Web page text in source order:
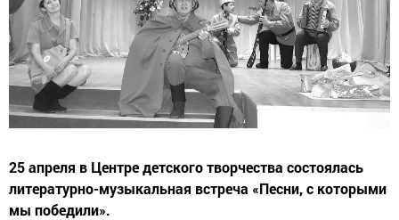
25 апреля в Центре детского творчества состоялась
литературно-музыкальная встреча «Песни, с которыми
мы победили».